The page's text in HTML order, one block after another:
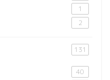
1
2
131
40